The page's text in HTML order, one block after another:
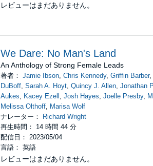
レビューはまだありません。
We Dare: No Man's Land
An Anthology of Strong Female Leads
著者： Jamie Ibson, Chris Kennedy, Griffin Barber,
DuBoff, Sarah A. Hoyt, Quincy J. Allen, Jonathan
Aukes
Kacey Ezell Josh Hayes Joelle Presby,
Melissa Olthoff,
Marisa Wolf
ナレーター：
Richard Wright
再生時間： 14 時間 44 分
配信日： 2023/05/04
言語： 英語
レビューはまだありません。